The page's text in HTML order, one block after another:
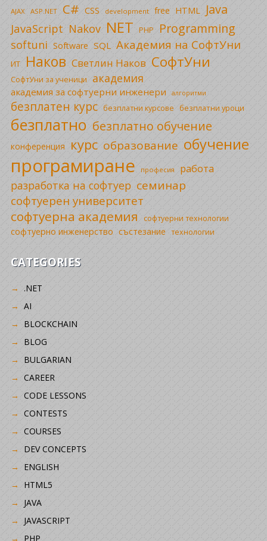
AJAX ASP.NET C# CSS development free HTML Java
JavaScript Nakov NET PHP Programming
softuni Software SQL Академия на СофтУни
ИТ Наков Светлин Наков СофтУни
СофтУни за ученици академия
академия за софтуерни инженери алгоритми
безплатен курс безплатни курсове безплатни уроци
безплатно безплатно обучение
конференция курс образование обучение
програмиране професия работа
разработка на софтуер семинар
софтуерен университет
софтуерна академия софтуерни технологии
софтуерно инженерство състезание технологии
CATEGORIES
.NET
AI
BLOCKCHAIN
BLOG
BULGARIAN
CAREER
CODE LESSONS
CONTESTS
COURSES
DEV CONCEPTS
ENGLISH
HTML5
JAVA
JAVASCRIPT
PHP